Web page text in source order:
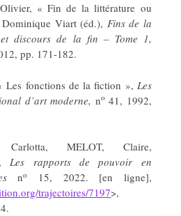
« Fin de la littérature ou
Viart (éd.), Fins de la
discours de la fin – Tome 1,
pp. 171-182.
Les fonctions de la fiction », Les
d’art moderne,no 41, 1992,
Carlotta, MELOT, Claire,
Les rapports de pouvoir en
no
15, 2022. [en ligne],
trajectoires/7197>,